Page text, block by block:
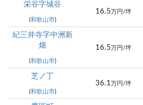
栄谷字城谷
(和歌山市)
16.5 万円/坪
紀三井寺字中洲新
畑
(和歌山市)
16.5 万円/坪
芝ノ丁
(和歌山市)
36.1 万円/坪